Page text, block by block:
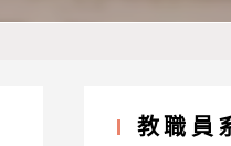
教職員